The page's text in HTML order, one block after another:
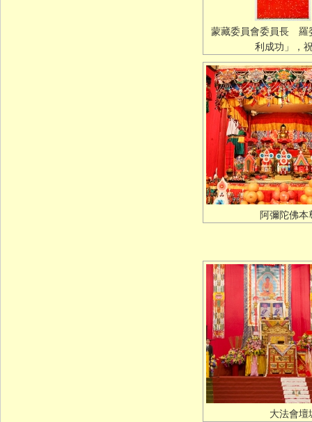
蒙藏委員會委員長 羅
利成功」，
阿彌陀佛
大法會壇